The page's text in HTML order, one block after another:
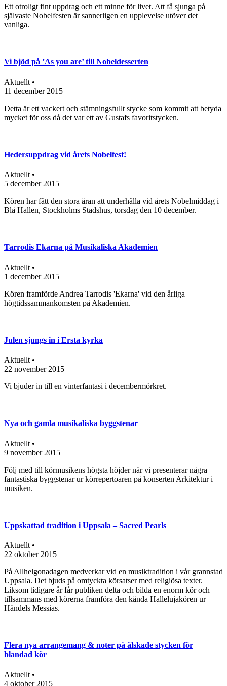
Ett otroligt fint uppdrag och ett minne för livet. Att få sjunga på
självaste Nobelfesten är sannerligen en upplevelse utöver det
vanliga.
Vi bjöd på ’As you are’ till Nobeldesserten
Aktuellt •
11 december 2015
Detta är ett vackert och stämningsfullt stycke som kommit att betyda
mycket för oss då det var ett av Gustafs favoritstycken.
Hedersuppdrag vid årets Nobelfest!
Aktuellt •
5 december 2015
Kören har fått den stora äran att underhålla vid årets Nobelmiddag i
Blå Hallen, Stockholms Stadshus, torsdag den 10 december.
Tarrodis Ekarna på Musikaliska Akademien
Aktuellt •
1 december 2015
Kören framförde Andrea Tarrodis 'Ekarna' vid den årliga
högtidssammankomsten på Akademien.
Julen sjungs in i Ersta kyrka
Aktuellt •
22 november 2015
Vi bjuder in till en vinterfantasi i decembermörkret.
Nya och gamla musikaliska byggstenar
Aktuellt •
9 november 2015
Följ med till körmusikens högsta höjder när vi presenterar några
fantastiska byggstenar ur körrepertoaren på konserten Arkitektur i
musiken.
Uppskattad tradition i Uppsala – Sacred Pearls
Aktuellt •
22 oktober 2015
På Allhelgonadagen medverkar vid en musiktradition i vår grannstad
Uppsala. Det bjuds på omtyckta körsatser med religiösa texter.
Liksom tidigare år får publiken delta och bilda en enorm kör och
tillsammans med körerna framföra den kända Hallelujakören ur
Händels Messias.
Flera nya arrangemang & noter på älskade stycken för
blandad kör
Aktuellt •
4 oktober 2015